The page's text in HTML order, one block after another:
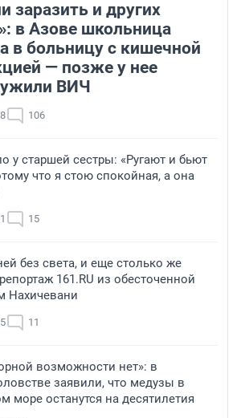
заразить и других
в Азове школьница
в больницу с кишечной
— позже у нее
ВИЧ
106
у старшей сестры: «Ругают и бьют
что я стою спокойная, а она
15
без света, и еще столько же
161.RU из обесточенной
Нахичевани
11
возможности нет»: в
заявили, что медузы в
море останутся на десятилетия